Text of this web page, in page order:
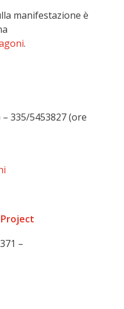
manifestazione è
.
335/5453827 (ore
–